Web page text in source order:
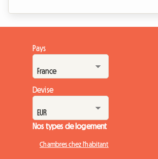
Du côté des propriétaires, la crainte des
volonté de garder la main sur leur bien
parfois l'envie de louer. C'est ici que le ba...
Pays
Devise
Nos types de logement
Chambres chez l'habitant